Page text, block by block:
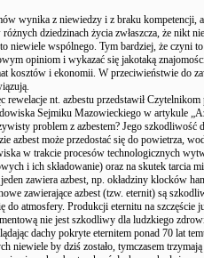
wynika z niewiedzy i z braku kompetencji,
różnych dziedzinach życia zwłaszcza, że nikt
niewiele wspólnego. Tym bardziej, że czyni
opiniom i wykazać się jakotaką
kosztów i ekonomii. W przeciwieństwie do
rewelacje nt. azbestu przedstawił
Sejmiku Mazowieckiego w artykule
problem z azbestem? Jego
azbest może przedostać się do powietrza,
w trakcie procesów technologicznych
i ich składowanie) oraz na skutek tarcia
zawiera azbest, np. okładziny klocków
zawierające azbest (tzw. eternit) są
do atmosfery. Produkcji eternitu na
nie jest szkodliwy dla ludzkiego
dachy pokryte eternitem ponad 70 lat
niewiele by dziś zostało, tymczasem